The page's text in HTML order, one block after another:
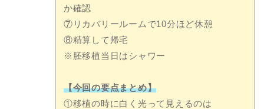
か確認
⑦リカバリールームで10分ほど休憩
⑧精算して帰宅
※胚移植当日はシャワー
【今回の要点まとめ】
①移植の時に白く光って見えるのは